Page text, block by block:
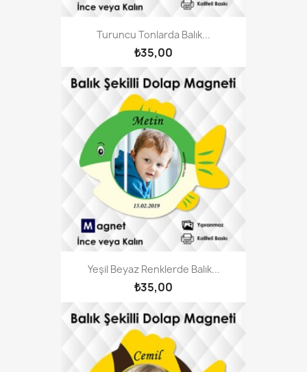
Turuncu Tonlarda Balık...
₺35,00
Yeşil Beyaz Renklerde Balık...
₺35,00